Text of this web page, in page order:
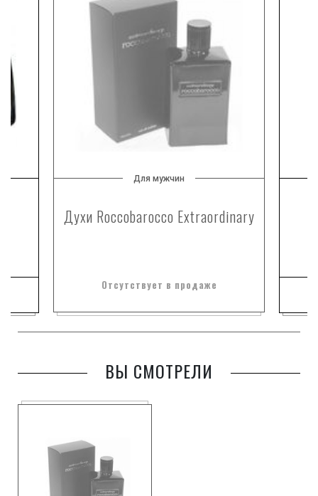
Для мужчин
Духи Roccobarocco Extraordinary
Отсутствует в продаже
ВЫ СМОТРЕЛИ